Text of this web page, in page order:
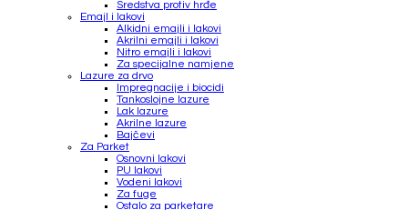
Sredstva protiv hrđe
Emajl i lakovi
Alkidni emajli i lakovi
Akrilni emajli i lakovi
Nitro emajli i lakovi
Za specijalne namjene
Lazure za drvo
Impregnacije i biocidi
Tankoslojne lazure
Lak lazure
Akrilne lazure
Bajčevi
Za Parket
Osnovni lakovi
PU lakovi
Vodeni lakovi
Za fuge
Ostalo za parketare